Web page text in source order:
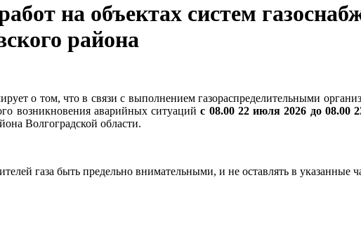
на объектах систем
района
о том, что в связи с выполнением газораспределительными
возникновения аварийных ситуацийс 08.00 22 июля 2026 до 08.00
Волгоградской области.
газа быть предельно внимательными, и не оставлять в